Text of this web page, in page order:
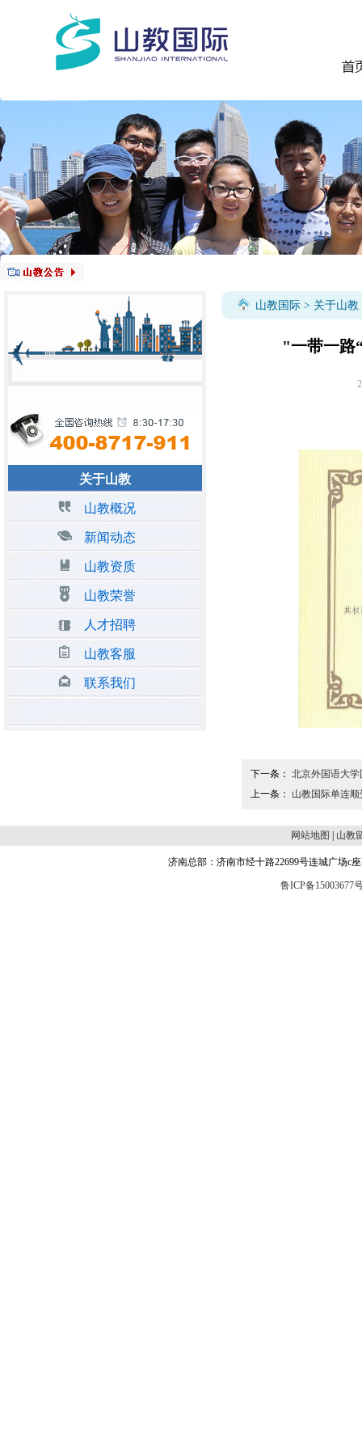
关于山教
山教概况
新闻动态
山教资质
山教荣誉
人才招聘
山教客服
联系我们
山教国际 > 关于山教
"一带一路
下一条： 北京外国语大
上一条： 山教国际单连
网站地图 山教
济南总部：济南市经十路22699号连城广场c
鲁ICP备15003677